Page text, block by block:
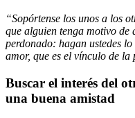
“Sopórtense los unos a los
que alguien tenga motivo
perdonado: hagan ustedes
amor, que es el vínculo de la
Buscar el interés del
una buena amistad